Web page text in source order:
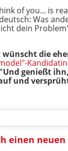
of you... is
Was
dein
die
Kandidatin
genießt ihn,
und
einen neuen